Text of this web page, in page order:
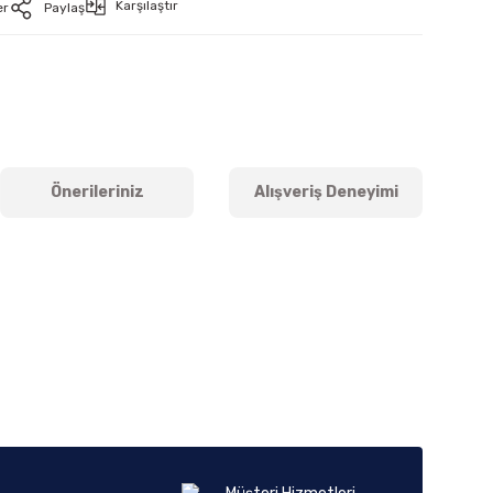
Paylaş Karşılaştır
Önerileriniz Alışveriş Deneyimi